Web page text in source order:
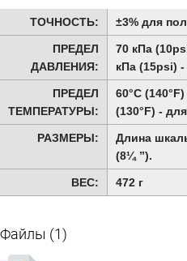
ТОЧНОСТЬ: ±3% для
ПРЕДЕЛ
ДАВЛЕНИЯ:
70 кПа
кПа (15psi)
ПРЕДЕЛ
ТЕМПЕРАТУРЫ:
60°C
(130°F) -
РАЗМЕРЫ:
Длина
(8¼ ”).
ВЕС: 472 г
Файлы (1)